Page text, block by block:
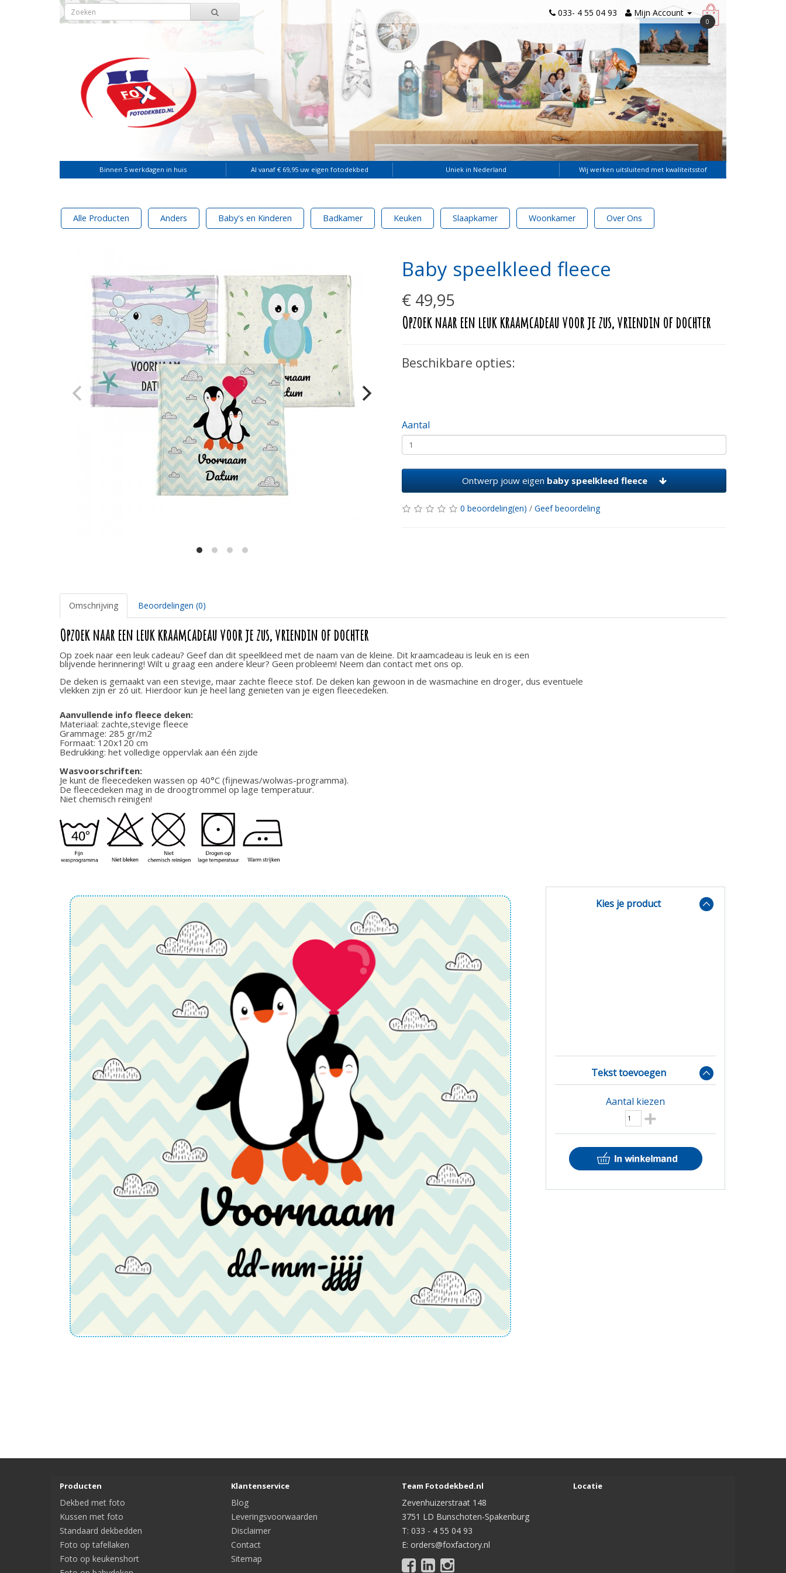
033- 4 55 04 93 Mijn Account
0
Binnen 5 werkdagen in huis Al vanaf € 69,95 uw eigen fotodekbed Uniek in Nederland Wij werken uitsluitend met kwaliteitsstof
Alle Producten Anders Baby's en Kinderen Badkamer Keuken Slaapkamer Woonkamer Over Ons
Baby speelkleed fleece
€ 49,95
Opzoek naar een leuk kraamcadeau voor je zus, vriendin of dochter
Beschikbare opties:
Aantal
Ontwerp jouw eigen baby speelkleed fleece
0 beoordeling(en) / Geef beoordeling
Omschrijving Beoordelingen (0)
Opzoek naar een leuk kraamcadeau voor je zus, vriendin of dochter
Op zoek naar een leuk cadeau? Geef dan dit speelkleed met de naam van de kleine. Dit kraamcadeau is leuk en is een
blijvende herinnering! Wilt u graag een andere kleur? Geen probleem! Neem dan contact met ons op.
De deken is gemaakt van een stevige, maar zachte fleece stof. De deken kan gewoon in de wasmachine en droger, dus eventuele
vlekken zijn er zó uit. Hierdoor kun je heel lang genieten van je eigen fleecedeken.
Aanvullende info fleece deken:
Materiaal: zachte,stevige fleece
Grammage: 285 gr/m2
Formaat: 120x120 cm
Bedrukking: het volledige oppervlak aan één zijde
Wasvoorschriften:
Je kunt de fleecedeken wassen op 40°C (fijnewas/wolwas-programma).
De fleecedeken mag in de droogtrommel op lage temperatuur.
Niet chemisch reinigen!
Producten
Dekbed met foto
Kussen met foto
Standaard dekbedden
Foto op tafellaken
Foto op keukenshort
Klantenservice
Blog
Leveringsvoorwaarden
Disclaimer
Contact
Sitemap
Team Fotodekbed.nl
Zevenhuizerstraat 148
3751 LD Bunschoten-Spakenburg
T: 033 - 4 55 04 93
E: orders@foxfactory.nl
Locatie